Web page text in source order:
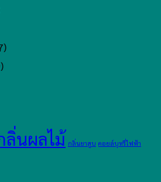
ลิ่นผลไม้ กลิ่นยาสูบ คอยล์บุหรี่ไฟฟ้า